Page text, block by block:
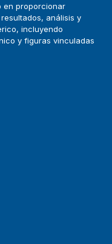
en proporcionar
análisis y
incluyendo
y figuras vinculadas